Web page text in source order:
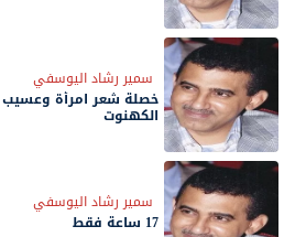
سمير رشاد اليوسفي
خصلة شعر امرأة
الكهنوت
سمير رشاد اليوسفي
17 ساعة فقط